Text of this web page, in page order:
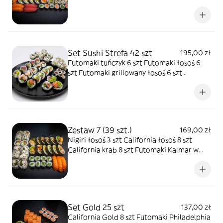
Set Sushi Strefa 42 szt
195,00 zł
Futomaki tuńczyk 6 szt Futomaki łosoś 6
szt Futomaki grillowany łosoś 6 szt
California krab 8 szt Hosomaki tykwa 8 szt
Zestaw 7 (39 szt.)
169,00 zł
Nigiri łosoś 3 szt California łosoś 8 szt
California krab 8 szt Futomaki Kalmar w
Set Gold 25 szt
137,00 zł
California Gold 8 szt Futomaki Philadelphia